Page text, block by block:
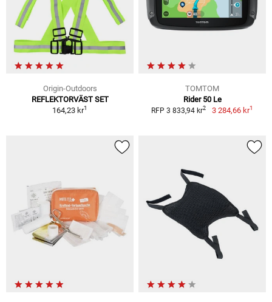
Origin-Outdoors
REFLEKTORVÄST SET
164,23 kr1
TOMTOM
Rider 50 Le
RFP 3 833,94 kr2 3 284,66 kr1